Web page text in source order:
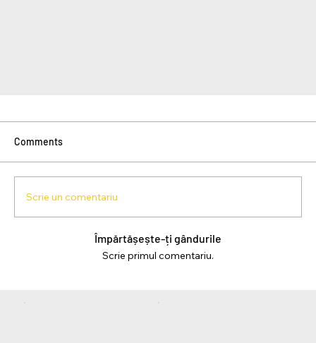
Comments
Scrie un comentariu
Împărtășește-ți gândurile
Scrie primul comentariu.